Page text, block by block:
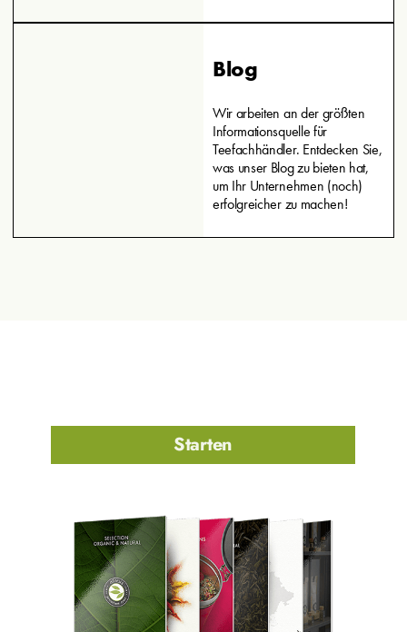
Blog
Wir arbeiten an der größten
Informationsquelle für
Teefachhändler. Entdecken Sie,
was unser Blog zu bieten hat,
um Ihr Unternehmen (noch)
erfolgreicher zu machen!